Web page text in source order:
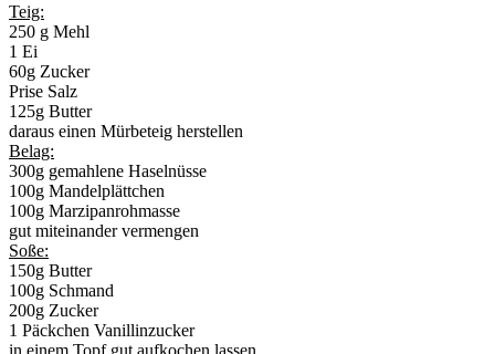
Teig:
250 g Mehl
1 Ei
60g Zucker
Prise Salz
125g Butter
daraus einen Mürbeteig herstellen
Belag:
300g gemahlene Haselnüsse
100g Mandelplättchen
100g Marzipanrohmasse
gut miteinander vermengen
Soße:
150g Butter
100g Schmand
200g Zucker
1 Päckchen Vanillinzucker
in einem Topf gut aufkochen lassen